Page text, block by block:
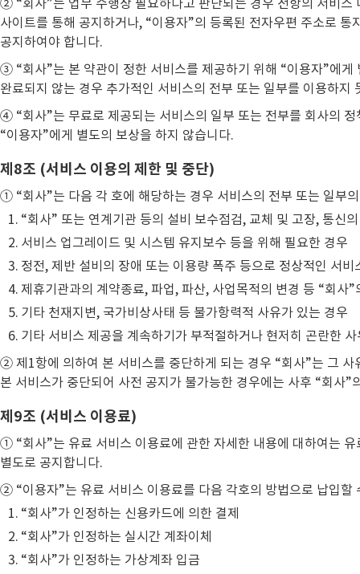
② “회사”는 업무 수행상 필요하다고 판단되는 경우 전항의 서비스
사이트를 통해 공지하거나, “이용자”의 등록된 전자우편 주소로
공지하여야 합니다.
③ “회사”는 본 약관이 정한 서비스를 제공하기 위해 “이용자”에
완료되지 않는 경우 추가적인 서비스의 전부 또는 일부를 이용하지
④ “회사”는 무료로 제공되는 서비스의 일부 또는 전부를 회사의
“이용자”에게 별도의 보상을 하지 않습니다.
제8조 (서비스 이용의 제한 및 중단)
① “회사”는 다음 각 호에 해당하는 경우 서비스의 전부 또는 일부
“회사” 또는 연계기관 등의 설비 보수점검, 교체 및 고장, 통신
서비스 업그레이드 및 시스템 유지보수 등을 위해 필요한 경우
정전, 제반 설비의 장애 또는 이용량 폭주 등으로 정상적인 서
제휴기관과의 계약종료, 파업, 파산, 사업목적의 변경 등 “회사
기타 천재지변, 국가비상사태 등 불가항력적 사유가 있는 경우
기타 서비스 제공을 계속하기가 부적절하거나 현저히 곤란한
② 제1항에 의하여 본 서비스를 중단하게 되는 경우 “회사”는 그
본 서비스가 중단되어 사전 공지가 불가능한 경우에는 사후 “회사
제9조 (서비스 이용료)
① “회사”는 유료 서비스 이용료에 관한 자세한 내용에 대하여는
별도로 공지합니다.
② “이용자”는 유료 서비스 이용료를 다음 각호의 방법으로 납입할
“회사”가 인정하는 신용카드에 의한 결제
“회사”가 인정하는 실시간 계좌이체
“회사”가 인정하는 가상계좌 입금